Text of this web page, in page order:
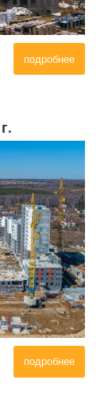
подробнее
подробнее